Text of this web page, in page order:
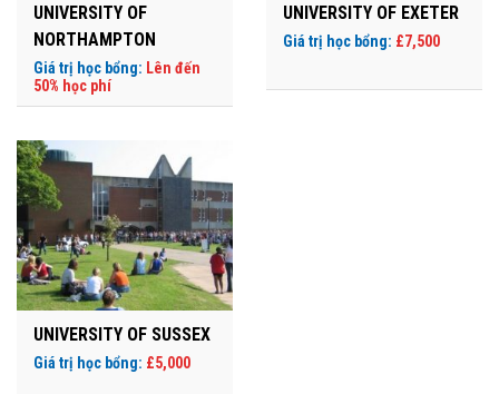
UNIVERSITY OF
NORTHAMPTON
Giá trị học bổng: Lên đến
50% học phí
UNIVERSITY OF EXETER
Giá trị học bổng: £7,500
UNIVERSITY OF SUSSEX
Giá trị học bổng: £5,000